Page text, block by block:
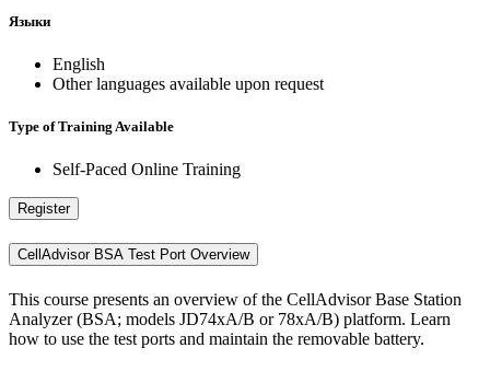
Языки
English
Other languages available upon request
Type of Training Available
Self-Paced Online Training
Register
CellAdvisor BSA Test Port Overview
This course presents an overview of the CellAdvisor Base Station
Analyzer (BSA; models JD74xA/B or 78xA/B) platform. Learn
how to use the test ports and maintain the removable battery.